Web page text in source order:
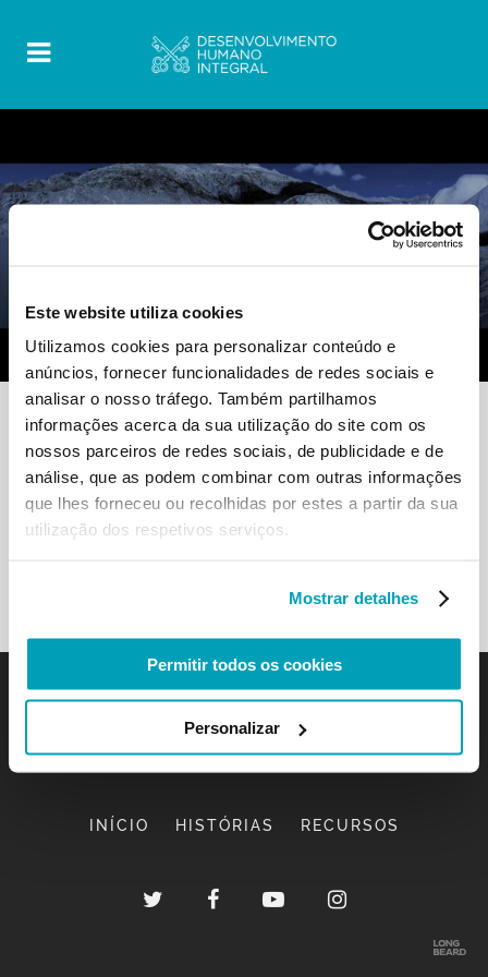
Este website utiliza cookies
Utilizamos cookies para personalizar conteúdo e
anúncios, fornecer funcionalidades de redes sociais e
analisar o nosso tráfego. Também partilhamos
informações acerca da sua utilização do site com os
nossos parceiros de redes sociais, de publicidade e de
análise, que as podem combinar com outras informações
que lhes forneceu ou recolhidas por estes a partir da sua
utilização dos respetivos serviços.
Mostrar detalhes
Permitir todos os cookies
Personalizar
12 Outubro 20220 Comments
Video – Ecological Conscience
INÍCIO HISTÓRIAS RECURSOS